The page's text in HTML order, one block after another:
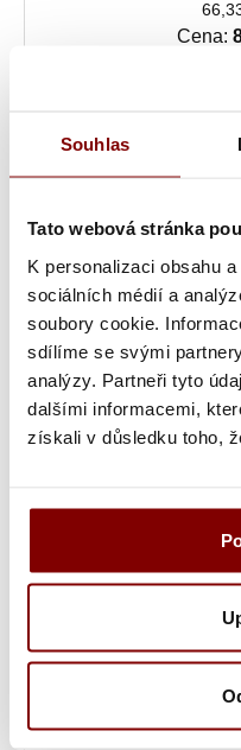
Souhlas
Tato webová stránka
K personalizaci obsahu
sociálních médií a
soubory cookie.
sdílíme se svými
analýzy. Partneři tyto
dalšími informacemi,
získali v důsledku toho,
Cena:
Bennon MEADOW